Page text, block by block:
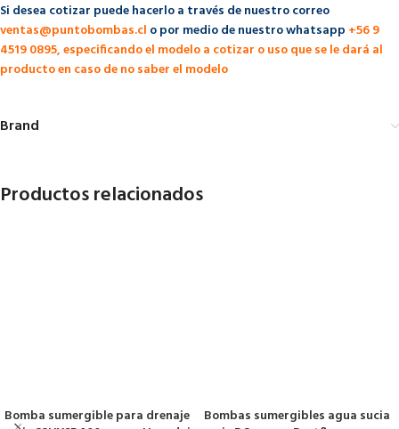
Si desea cotizar puede hacerlo a través de nuestro correo
ventas@puntobombas.cl o por medio de nuestro whatsapp +56 9
4519 0895, especificando el modelo a cotizar o uso que se le dará al
producto en caso de no saber el modelo
Brand
Productos relacionados
Bomba sumergible para drenaje
Bombas sumergibles agua sucia